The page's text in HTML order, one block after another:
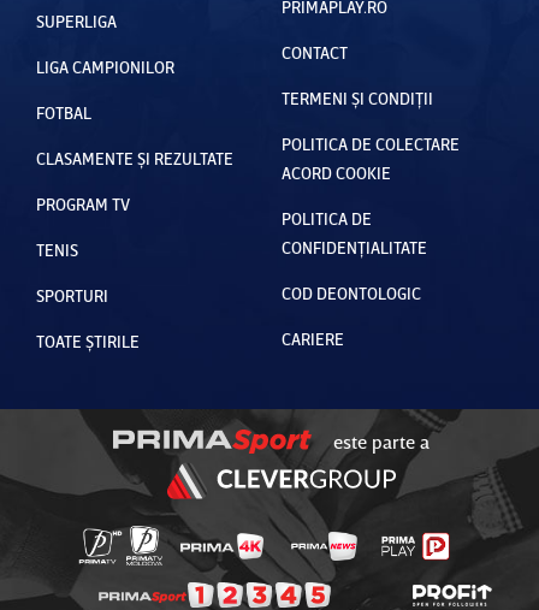
SUPERLIGA
LIGA CAMPIONILOR
FOTBAL
CLASAMENTE ȘI REZULTATE
PROGRAM TV
TENIS
SPORTURI
TOATE ȘTIRILE
PRIMAPLAY.RO
CONTACT
TERMENI ȘI CONDIȚII
POLITICA DE COLECTARE
ACORD COOKIE
POLITICA DE
CONFIDENȚIALITATE
COD DEONTOLOGIC
CARIERE
este parte a